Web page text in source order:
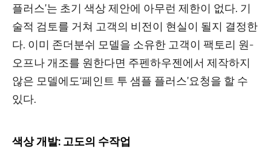
플러스’는 초기 색상 제안에 아무런 제한이 없다. 기
술적 검토를 거쳐 고객의 비전이 현실이 될지 결정한
다. 이미 존더분쉬 모델을 소유한 고객이 팩토리 원-
오프나 개조를 원한다면 주펜하우젠에서 제작하지
않은 모델에도‘페인트 투 샘플 플러스’요청을 할 수
있다.
색상 개발: 고도의 수작업